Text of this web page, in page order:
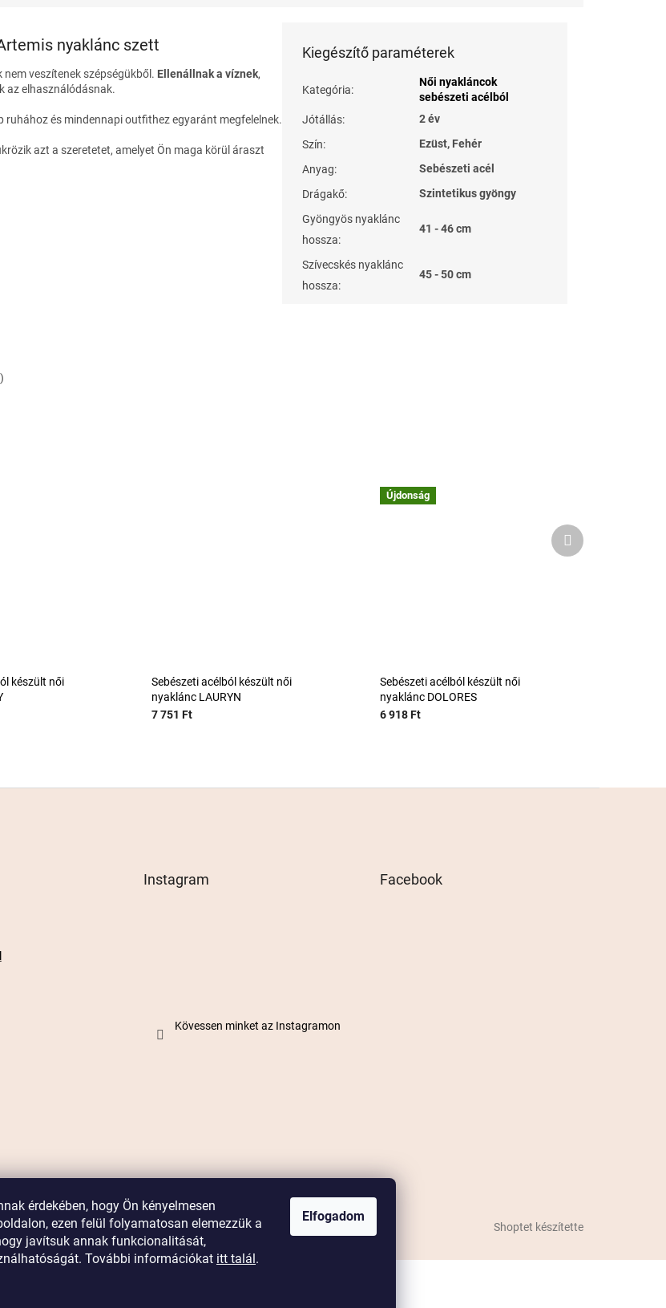
érdekében, hogy Ön kényelmesen
ezen felül folyamatosan elemezzük a
javítsuk annak funkcionalitását,
További információkat itt talál.
Elfogadom
nyaklánc szett
veszítenek szépségükből. Ellenállnak a víznek,
az elhasználódásnak.
ruhához és mindennapi outfithez egyaránt megfelelnek.
azt a szeretetet, amelyet Ön maga körül áraszt
Kiegészítő paraméterek
Kategória:
Női nyakláncok
sebészeti acélból
Jótállás:
2 év
Szín:
Ezüst, Fehér
Anyag:
Sebészeti acél
Drágakő:
Szintetikus gyöngy
Gyöngyös nyaklánc
hossza:
41 - 46 cm
Szívecskés nyaklánc
hossza:
45 - 50 cm
készült női
Sebészeti acélból készült női
nyaklánc LAURYN
7 751 Ft
Újdonság
Sebészeti acélból készült női
nyaklánc DOLORES
6 918 Ft
Következő
termék
Instagram
Kövessen minket az Instagramon
Facebook
Shoptet készítette